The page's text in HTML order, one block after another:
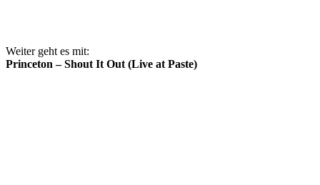
Weiter geht es mit:
Princeton – Shout It Out (Live at Paste)